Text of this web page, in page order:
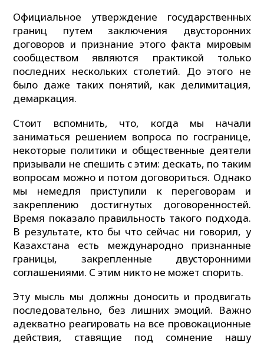
Официальное утверждение государственных
границ путем заключения двусторонних
договоров и признание этого факта мировым
сообществом являются практикой только
последних нескольких столетий. До этого не
было даже таких понятий, как делимитация,
демаркация.
Стоит вспомнить, что, когда мы начали
заниматься решением вопроса по госгранице,
некоторые политики и общественные деятели
призывали не спешить с этим: дескать, по таким
вопросам можно и потом договориться. Однако
мы немедля приступили к переговорам и
закреплению достигнутых договоренностей.
Время показало правильность такого подхода.
В результате, кто бы что сейчас ни говорил, у
Казахстана есть международно признанные
границы, закрепленные двусторонними
соглашениями. С этим никто не может спорить.
Эту мысль мы должны доносить и продвигать
последовательно, без лишних эмоций. Важно
адекватно реагировать на все провокационные
действия, ставящие под сомнение нашу